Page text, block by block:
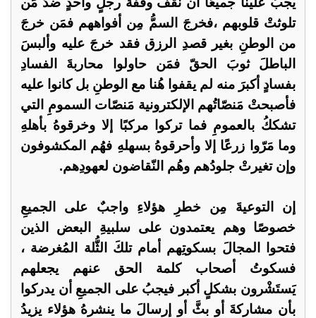
تلوثتْ قلوبهم ،فخرجَ السمُّ مِن أفواههم فمَن خرجَ
من الوطنِ بغير قصدِ الرزق فقد خرجَ عليه وألبسَ
الباطلَ ثوبَ الحقّ فمَن حاولوا محاربةَ الفسادِ
بفسادٍ أكبرَ منه لم يقفوا هُنا مع الوطنِ بل كانوا عليه
فأصبحتْ مَنصّاتُهم الإلكترونية مَنصّات السمومِ التي
تشككُ بالعمومِ فما تركوا مركبًا إلا وخرقوهُ بأهلهِ
وما مَرّوا زرعًا إلا وأحرقوهُ بسهلهِ فهُم المكشوفون
وإن تغيرتْ جلودُهم وهُم النّقاضون لعهودِهم.
إن التوعيةَ مِن خطرِ هؤلاءِ واجبٌ على الجميعِ
خصوصًا وهم يعتمدون على سلبيةِ البعض الذين
فتحوا المجالَ بسكوتِهم أمام تلكَ الثُّلة المُغرضة ،
فسكوتُ أصحاب كلمة الحق عنهم يجعلهم
يَستَشْرون بشكلٍ أكبر فيجبُ على الجميعِ أن يدركوا
بأن مشاركةَ أو بثَّ أو إرسالَ ما ينشرهُ هؤلاء يزيدُ